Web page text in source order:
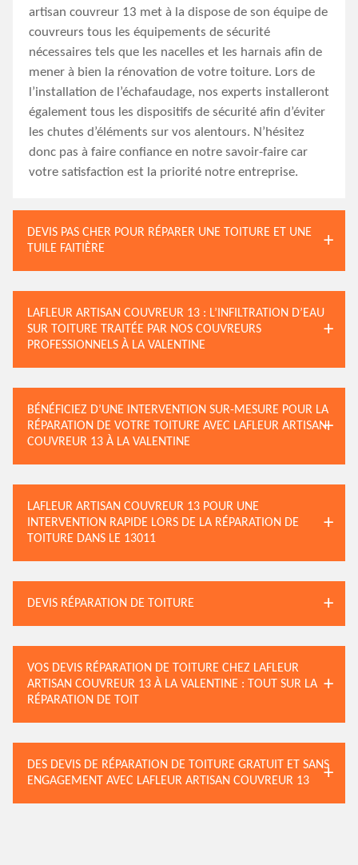
artisan couvreur 13 met à la dispose de son équipe de
couvreurs tous les équipements de sécurité
nécessaires tels que les nacelles et les harnais afin de
mener à bien la rénovation de votre toiture. Lors de
l’installation de l’échafaudage, nos experts installeront
également tous les dispositifs de sécurité afin d’éviter
les chutes d’éléments sur vos alentours. N’hésitez
donc pas à faire confiance en notre savoir-faire car
votre satisfaction est la priorité notre entreprise.
DEVIS PAS CHER POUR RÉPARER UNE TOITURE ET UNE
TUILE FAITIÈRE
LAFLEUR ARTISAN COUVREUR 13 : L’INFILTRATION D’EAU
SUR TOITURE TRAITÉE PAR NOS COUVREURS
PROFESSIONNELS À LA VALENTINE
BÉNÉFICIEZ D’UNE INTERVENTION SUR-MESURE POUR LA
RÉPARATION DE VOTRE TOITURE AVEC LAFLEUR ARTISAN
COUVREUR 13 À LA VALENTINE
LAFLEUR ARTISAN COUVREUR 13 POUR UNE
INTERVENTION RAPIDE LORS DE LA RÉPARATION DE
TOITURE DANS LE 13011
DEVIS RÉPARATION DE TOITURE
VOS DEVIS RÉPARATION DE TOITURE CHEZ LAFLEUR
ARTISAN COUVREUR 13 À LA VALENTINE : TOUT SUR LA
RÉPARATION DE TOIT
DES DEVIS DE RÉPARATION DE TOITURE GRATUIT ET SANS
ENGAGEMENT AVEC LAFLEUR ARTISAN COUVREUR 13